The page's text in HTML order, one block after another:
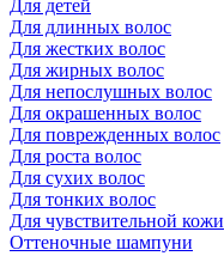
Для детей
Для длинных волос
Для жестких волос
Для жирных волос
Для непослушных волос
Для окрашенных волос
Для поврежденных волос
Для роста волос
Для сухих волос
Для тонких волос
Для чувствительной кожи
Оттеночные шампуни